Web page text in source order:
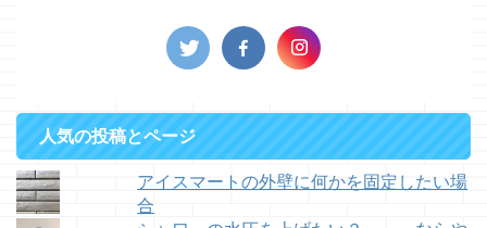
人気の投稿とページ
アイスマートの外壁に何かを固定したい場
合